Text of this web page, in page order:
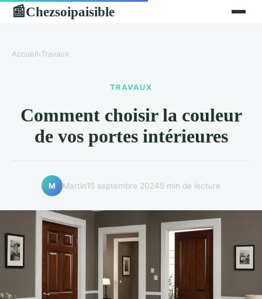
📰Chezsoipaisible
Accueil›Travaux
TRAVAUX
Comment choisir la couleur
de vos portes intérieures
M Martin15 septembre 20245 min de lecture